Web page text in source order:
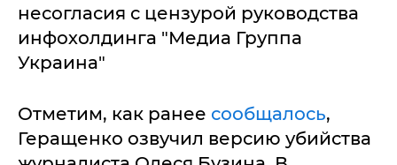
несогласия с цензурой руководства
инфохолдинга "Медиа Группа
Украина"
Отметим, как ранее сообщалось,
Геращенко озвучил версию убийства